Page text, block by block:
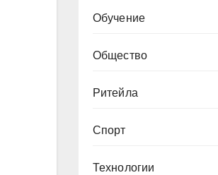
Обучение
Общество
Ритейла
Спорт
Технологии